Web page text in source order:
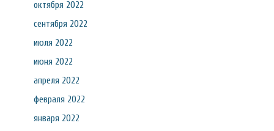
октября 2022
сентября 2022
июля 2022
июня 2022
апреля 2022
февраля 2022
января 2022